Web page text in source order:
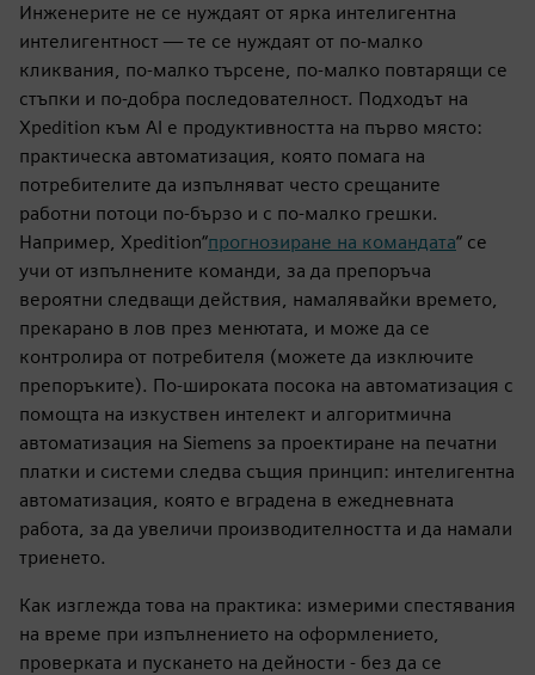
Инженерите не се нуждаят от ярка интелигентна
интелигентност — те се нуждаят от по-малко
кликвания, по-малко търсене, по-малко повтарящи се
стъпки и по-добра последователност. Подходът на
Xpedition към AI е продуктивността на първо място:
практическа автоматизация, която помага на
потребителите да изпълняват често срещаните
работни потоци по-бързо и с по-малко грешки.
Например, Xpedition“прогнозиране на командата“ се
учи от изпълнените команди, за да препоръча
вероятни следващи действия, намалявайки времето,
прекарано в лов през менютата, и може да се
контролира от потребителя (можете да изключите
препоръките). По-широката посока на автоматизация с
помощта на изкуствен интелект и алгоритмична
автоматизация на Siemens за проектиране на печатни
платки и системи следва същия принцип: интелигентна
автоматизация, която е вградена в ежедневната
работа, за да увеличи производителността и да намали
триенето.
Как изглежда това на практика: измерими спестявания
на време при изпълнението на оформлението,
проверката и пускането на дейности - без да се